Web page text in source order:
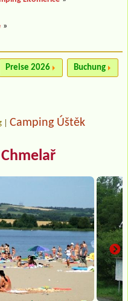
»
Preise 2026 Buchung
Camping Úštěk